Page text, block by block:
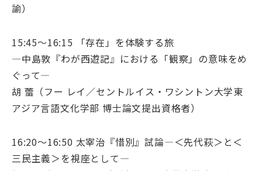
諭）
15:45～16:15 「存在」を体験する旅
―中島敦『わが西遊記』における「観察」の意味をめ
ぐって―
胡 蕾（フー レイ／セントルイス・ワシントン大学東
アジア言語文化学部 博士論文提出資格者）
16:20～16:50 太宰治『惜別』試論―＜先代萩＞と＜
三民主義＞を視座として―